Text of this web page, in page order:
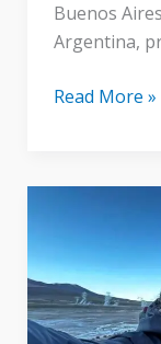
Buenos
Argentina,
Roaming
o
para
brasileiros
Read More »